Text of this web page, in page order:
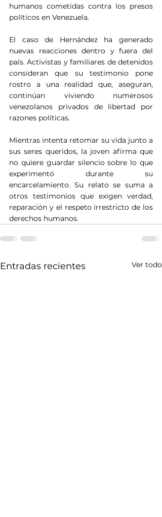
humanos cometidas contra los presos
políticos en Venezuela.
El caso de Hernández ha generado
nuevas reacciones dentro y fuera del
país. Activistas y familiares de detenidos
consideran que su testimonio pone
rostro a una realidad que, aseguran,
continúan viviendo numerosos
venezolanos privados de libertad por
razones políticas.
Mientras intenta retomar su vida junto a
sus seres queridos, la joven afirma que
no quiere guardar silencio sobre lo que
experimentó durante su
encarcelamiento. Su relato se suma a
otros testimonios que exigen verdad,
reparación y el respeto irrestricto de los
derechos humanos.
Entradas recientes Ver todo